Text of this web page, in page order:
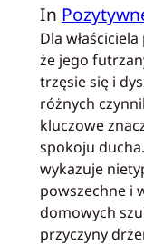
In
Dla
że jego
trzęsie się i
różnych
kluczowe
spokoju
wykazuje
powszechne i
domowych
przyczyny